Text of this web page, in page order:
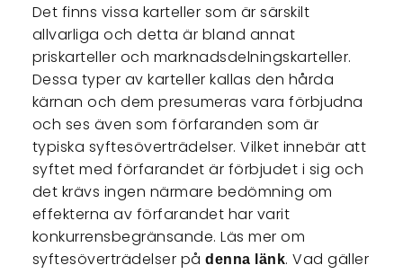
Det finns vissa karteller som är särskilt
allvarliga och detta är bland annat
priskarteller och marknadsdelningskarteller.
Dessa typer av karteller kallas den hårda
kärnan och dem presumeras vara förbjudna
och ses även som förfaranden som är
typiska syftesöverträdelser. Vilket innebär att
syftet med förfarandet är förbjudet i sig och
det krävs ingen närmare bedömning om
effekterna av förfarandet har varit
konkurrensbegränsande. Läs mer om
syftesöverträdelser pådenna länk. Vad gäller